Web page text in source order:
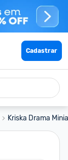
Cadastrar
Kriska Drama